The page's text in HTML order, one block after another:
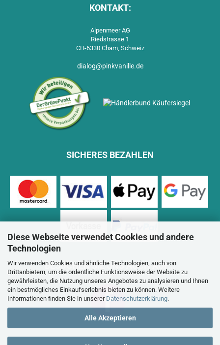
Diese Webseite verwendet Cookies und andere
Technologien
Wir verwenden Cookies und ähnliche Technologien, auch von
Drittanbietern, um die ordentliche Funktionsweise der Website zu
gewährleisten, die Nutzung unseres Angebotes zu analysieren und Ihnen
ein bestmögliches Einkaufserlebnis bieten zu können. Weitere
Informationen finden Sie in unserer Datenschutzerklärung.
Alle Akzeptieren
KONTAKT:
Alpenmeer AG
Riedstrasse 1
CH-6330 Cham, Schweiz
dialog@pinkvanille.de
SICHERES BEZAHLEN
BESUCHEN SIE UNS AUCH AUF...